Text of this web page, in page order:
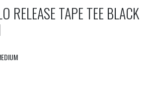
RELEASE TAPE TEE BLACK